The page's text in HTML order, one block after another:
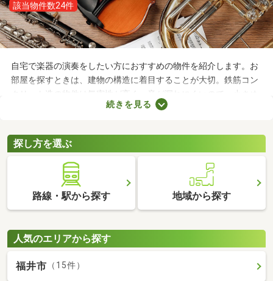
該当物件数24件
自宅で楽器の演奏をしたい方におすすめの物件を紹介します。お
部屋を探すときは、建物の構造に着目することが大切。鉄筋コン
クリート造の物件は気密性が高く、音が漏れにくいので、小さめ
の音で演奏すればトラブルになりにくいでしょう。物件によって
くことがおすすめです。
続きを見る
探し方を選ぶ
路線・駅から探す 地域から探す
人気のエリアから探す
福井市 （15件）